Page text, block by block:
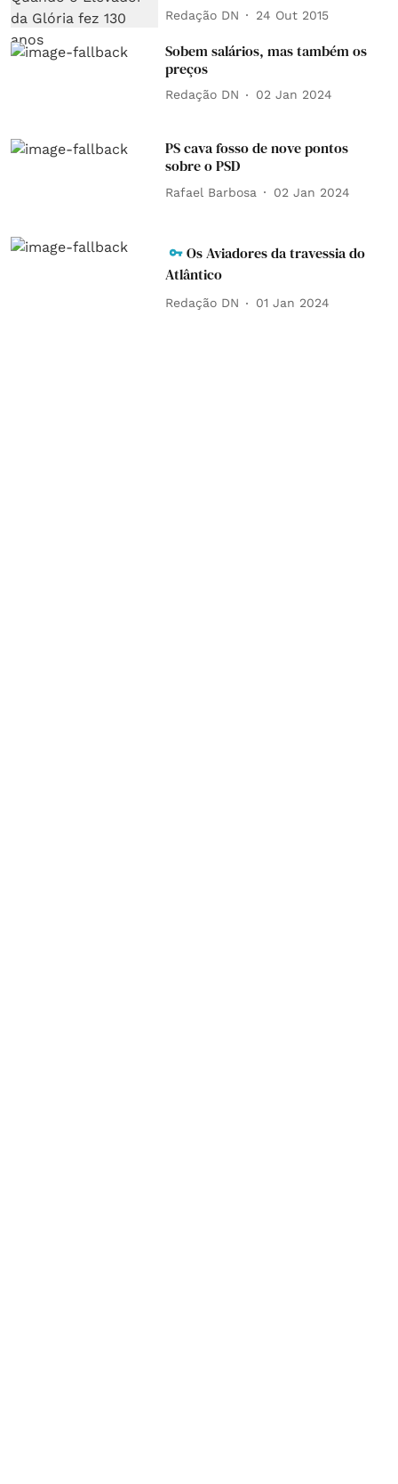
Redação DN 24 Out 2015
Sobem salários, mas também os
preços
Redação DN 02 Jan 2024
PS cava fosso de nove pontos
sobre o PSD
Rafael Barbosa 02 Jan 2024
Os Aviadores da travessia do
Atlântico
Redação DN 01 Jan 2024